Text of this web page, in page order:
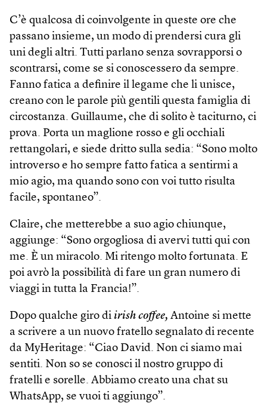
C’è qualcosa di coinvolgente in queste ore che
passano insieme, un modo di prendersi cura gli
uni degli altri. Tutti parlano senza sovrapporsi o
scontrarsi, come se si conoscessero da sempre.
Fanno fatica a definire il legame che li unisce,
creano con le parole più gentili questa famiglia di
circostanza. Guillaume, che di solito è taciturno, ci
prova. Porta un maglione rosso e gli occhiali
rettangolari, e siede dritto sulla sedia: “Sono molto
introverso e ho sempre fatto fatica a sentirmi a
mio agio, ma quando sono con voi tutto risulta
facile, spontaneo”.
Claire, che metterebbe a suo agio chiunque,
aggiunge: “Sono orgogliosa di avervi tutti qui con
me. È un miracolo. Mi ritengo molto fortunata. E
poi avrò la possibilità di fare un gran numero di
viaggi in tutta la Francia!”.
Dopo qualche giro di irish coffee, Antoine si mette
a scrivere a un nuovo fratello segnalato di recente
da MyHeritage: “Ciao David. Non ci siamo mai
sentiti. Non so se conosci il nostro gruppo di
fratelli e sorelle. Abbiamo creato una chat su
WhatsApp, se vuoi ti aggiungo”.